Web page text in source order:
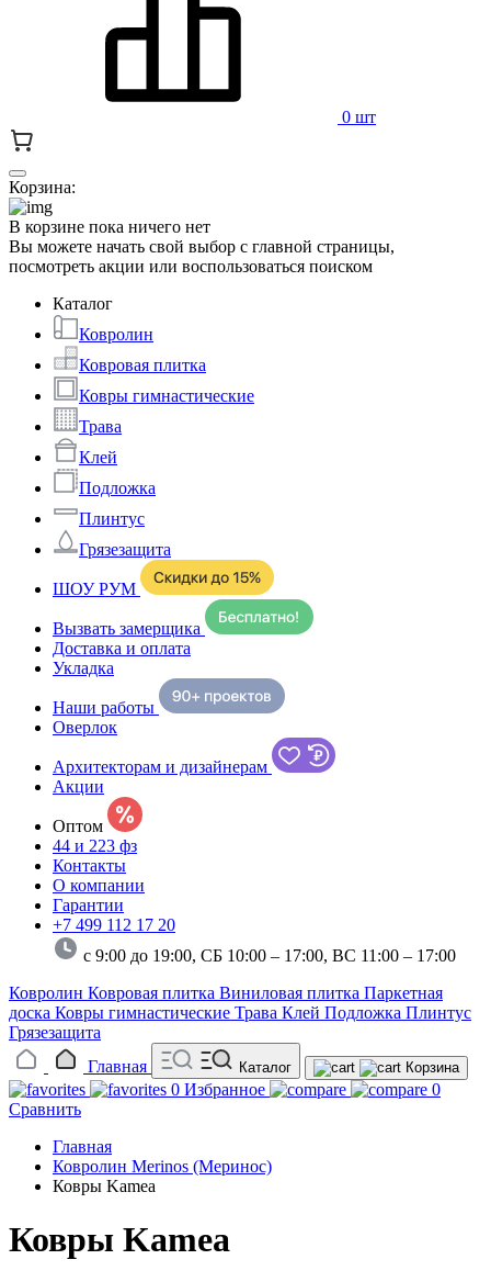
0 шт
Корзина:
В корзине пока ничего нет
Вы можете начать свой выбор с главной страницы,
посмотреть акции или воспользоваться поиском
Каталог
Ковролин
Ковровая плитка
Ковры гимнастические
Трава
Клей
Подложка
Плинтус
Грязезащита
ШОУ РУМ
Вызвать замерщика
Доставка и оплата
Укладка
Наши работы
Оверлок
Архитекторам и дизайнерам
Акции
Оптом
44 и 223 фз
Контакты
О компании
Гарантии
+7 499 112 17 20
с 9:00 до 19:00, СБ 10:00 – 17:00, ВС 11:00 – 17:00
Ковролин Ковровая плитка Виниловая плитка Паркетная
доска Ковры гимнастические Трава Клей Подложка Плинтус
Грязезащита
Главная
Каталог Корзина
0 Избранное
0
Сравнить
Главная
Ковролин Merinos (Меринос)
Ковры Kamea
Ковры Kamea